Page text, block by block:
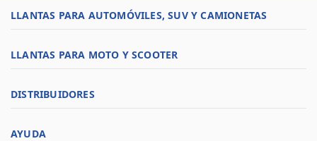
LLANTAS PARA AUTOMÓVILES, SUV Y CAMIONETAS
LLANTAS PARA MOTO Y SCOOTER
DISTRIBUIDORES
AYUDA